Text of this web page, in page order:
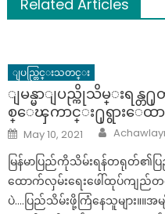
Related Articles
ျပည္တြင္းသတင္း
ျမန္မာျပည္ကိုသိမ္းရန္
စ္ေၾကာင္း႐ုရွားေထ
Posted
on
May 10, 2021 Author
မြန်မာပြည်ကိုသိမ်းရန်တရုတ်၏ပြ
ထောက်လှမ်းရေးဖေါ်ထုပ်ကျည်
ပဲ….ပြည်သိမ်းဖို့ကြံနေသူများ။။အ